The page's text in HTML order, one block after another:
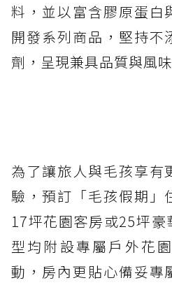
料，並以富含膠原蛋白
開發系列商品，堅持不
劑，呈現兼具品質與風
為了讓旅人與毛孩享有
驗，預訂「毛孩假期」
17坪花園客房或25坪
型均附設專屬戶外花
動，房內更貼心備妥專